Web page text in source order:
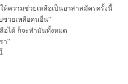
ความช่วยเหลือเป็นอาสาสมัครครั้งนี้
ช่วยเหลือคนอื่น”
อได้ ก็จะทำมันทั้งหมด
า”